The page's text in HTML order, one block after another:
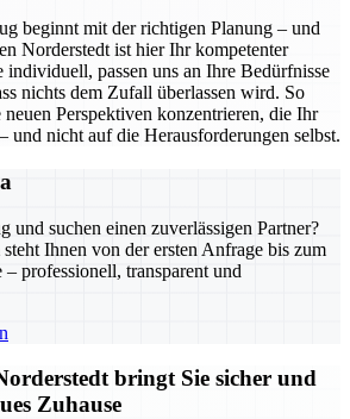
beginnt mit der richtigen Planung – und
Norderstedt ist hier Ihr kompetenter
individuell, passen uns an Ihre Bedürfnisse
nichts dem Zufall überlassen wird. So
Perspektiven konzentrieren, die Ihr
und nicht auf die Herausforderungen selbst.
und suchen einen zuverlässigen Partner?
Ihnen von der ersten Anfrage bis zum
professionell, transparent und
bringt Sie sicher und
Zuhause